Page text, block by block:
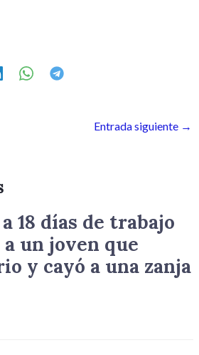
Entrada siguiente →
18 días de trabajo
un joven que
y cayó a una zanja